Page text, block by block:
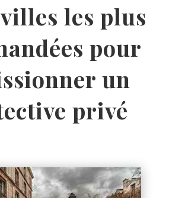
les plus
pour
un
privé